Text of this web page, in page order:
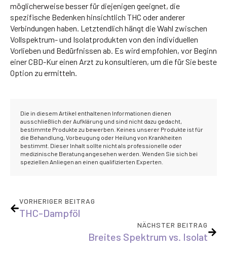
möglicherweise besser für diejenigen geeignet, die
spezifische Bedenken hinsichtlich THC oder anderer
Verbindungen haben. Letztendlich hängt die Wahl zwischen
Vollspektrum- und Isolatprodukten von den individuellen
Vorlieben und Bedürfnissen ab. Es wird empfohlen, vor Beginn
einer CBD-Kur einen Arzt zu konsultieren, um die für Sie beste
Option zu ermitteln.
Die in diesem Artikel enthaltenen Informationen dienen
ausschließlich der Aufklärung und sind nicht dazu gedacht,
bestimmte Produkte zu bewerben. Keines unserer Produkte ist für
die Behandlung, Vorbeugung oder Heilung von Krankheiten
bestimmt. Dieser Inhalt sollte nicht als professionelle oder
medizinische Beratung angesehen werden. Wenden Sie sich bei
speziellen Anliegen an einen qualifizierten Experten.
VORHERIGER BEITRAG
THC-Dampföl
NÄCHSTER BEITRAG
Breites Spektrum vs. Isolat